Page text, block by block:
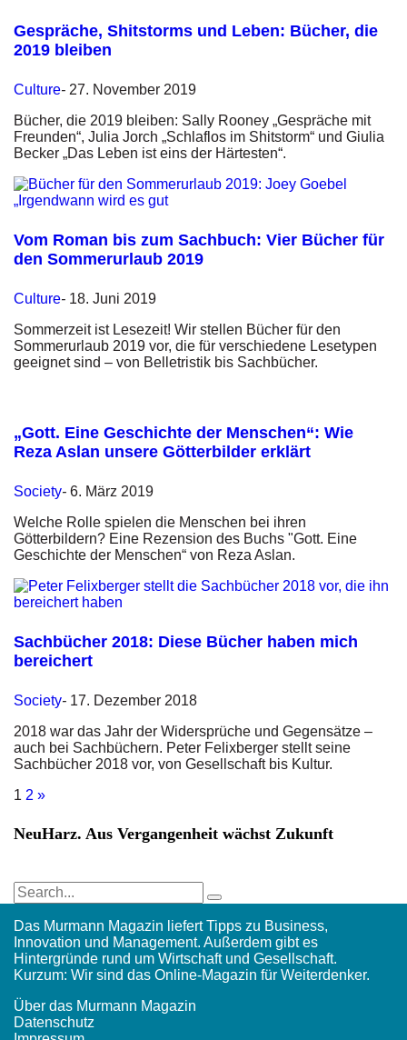
Gespräche, Shitstorms und Leben: Bücher, die
2019 bleiben
Culture- 27. November 2019
Bücher, die 2019 bleiben: Sally Rooney „Gespräche mit
Freunden“, Julia Jorch „Schlaflos im Shitstorm“ und Giulia
Becker „Das Leben ist eins der Härtesten“.
Vom Roman bis zum Sachbuch: Vier Bücher für
den Sommerurlaub 2019
Culture- 18. Juni 2019
Sommerzeit ist Lesezeit! Wir stellen Bücher für den
Sommerurlaub 2019 vor, die für verschiedene Lesetypen
geeignet sind – von Belletristik bis Sachbücher.
„Gott. Eine Geschichte der Menschen“: Wie
Reza Aslan unsere Götterbilder erklärt
Society- 6. März 2019
Welche Rolle spielen die Menschen bei ihren
Götterbildern? Eine Rezension des Buchs "Gott. Eine
Geschichte der Menschen“ von Reza Aslan.
Sachbücher 2018: Diese Bücher haben mich
bereichert
Society- 17. Dezember 2018
2018 war das Jahr der Widersprüche und Gegensätze –
auch bei Sachbüchern. Peter Felixberger stellt seine
Sachbücher 2018 vor, von Gesellschaft bis Kultur.
1 2 »
NeuHarz. Aus Vergangenheit wächst Zukunft
Das Murmann Magazin liefert Tipps zu Business,
Innovation und Management. Außerdem gibt es
Hintergründe rund um Wirtschaft und Gesellschaft.
Kurzum: Wir sind das Online-Magazin für Weiterdenker.
Über das Murmann Magazin
Datenschutz